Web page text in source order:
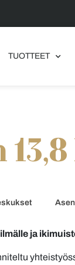
TUOTTEET
ja